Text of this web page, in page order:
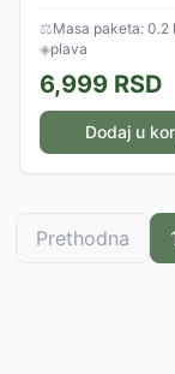
vazduha Sharp
KIN40, UA-KIN50,
KIL60E i UA-
hvata...
⚖Masa paketa: 0.2
◈plava
6,999 RSD
Dodaj u
Prethodna